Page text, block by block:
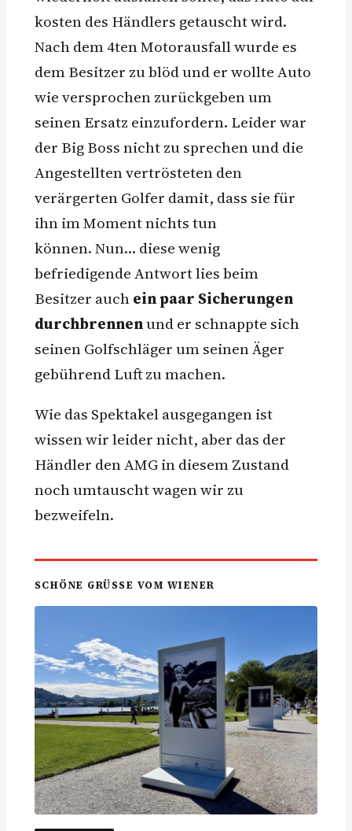
kosten des Händlers getauscht wird.
Nach dem 4ten Motorausfall wurde es
dem Besitzer zu blöd und er wollte Auto
wie versprochen zurückgeben um
seinen Ersatz einzufordern. Leider war
der Big Boss nicht zu sprechen und die
Angestellten vertrösteten den
verärgerten Golfer damit, dass sie für
ihn im Moment nichts tun
können. Nun… diese wenig
befriedigende Antwort lies beim
Besitzer auchein paar Sicherungen
durchbrennenund er schnappte sich
seinen Golfschläger um seinen Äger
gebührend Luft zu machen.
Wie das Spektakel ausgegangen ist
wissen wir leider nicht, aber das der
Händler den AMG in diesem Zustand
noch umtauscht wagen wir zu
bezweifeln.
SCHÖNE GRÜSSE VOM WIENER